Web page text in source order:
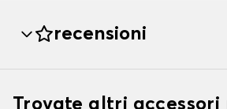
recensioni
Trovate altri accessori